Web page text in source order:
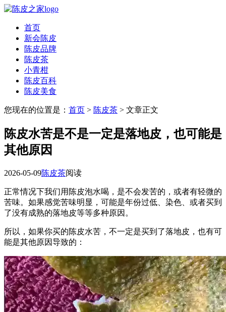
首页
新会陈皮
陈皮品牌
陈皮茶
小青柑
陈皮百科
陈皮美食
您现在的位置是： 首页 > 陈皮茶 > 文章正文
陈皮水苦是不是一定是落地皮，也可能是
其他原因
2026-05-09陈皮茶阅读
正常情况下我们用陈皮泡水喝，是不会发苦的，或者有轻微的
苦味。如果感觉苦味明显，可能是年份过低、染色、或者买到
了没有成熟的落地皮等等多种原因。
所以，如果你买的陈皮水苦，不一定是买到了落地皮，也有可
能是其他原因导致的：